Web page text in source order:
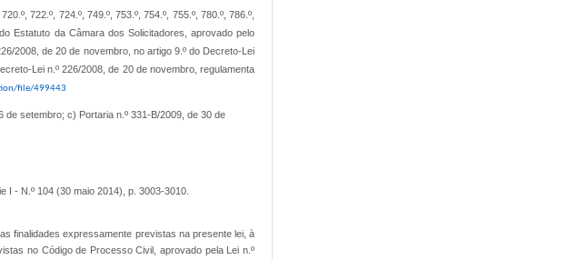
722.º, 724.º, 749.º, 753.º, 754.º, 755.º, 780.º, 786.º,
Estatuto da Câmara dos Solicitadores, aprovado pelo
2008, de 20 de novembro, no artigo 9.º do Decreto-Lei
Lei n.º 226/2008, de 20 de novembro, regulamenta
file/499443
setembro; c) Portaria n.º 331-B/2009, de 30 de
I - N.º 104 (30 maio 2014), p. 3003-3010.
finalidades expressamente previstas na presente lei, à
no Código de Processo Civil, aprovado pela Lei n.º